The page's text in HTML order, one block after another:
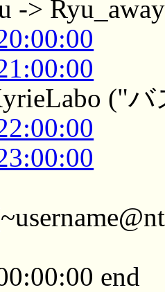
-> Ryu_away
("
end